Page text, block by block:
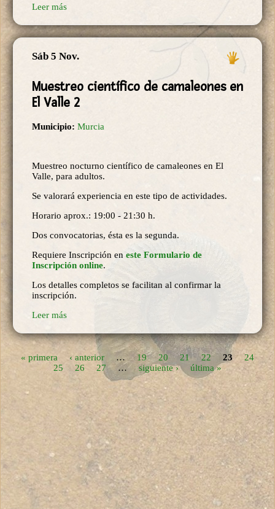
Leer más
Sáb 5 Nov.
Muestreo científico de camaleones en
El Valle 2
Municipio: Murcia
Muestreo nocturno científico de camaleones en El
Valle, para adultos.
Se valorará experiencia en este tipo de actividades.
Horario aprox.: 19:00 - 21:30 h.
Dos convocatorias, ésta es la segunda.
Requiere Inscripción en este Formulario de
Inscripción online.
Los detalles completos se facilitan al confirmar la
inscripción.
Leer más
Páginas
« primera ‹ anterior … 19 20 21 22 23
24
25
26 27 … siguiente › última »